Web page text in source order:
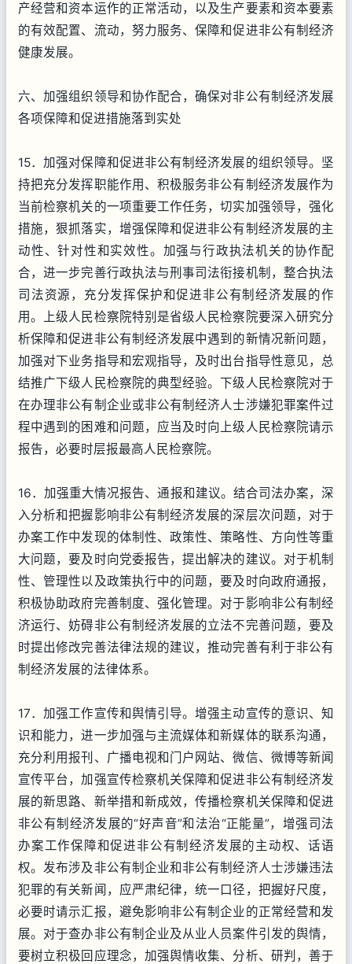
产经营和资本运作的正常活动，以及生产要素和资本要素
的有效配置、流动，努力服务、保障和促进非公有制经济
健康发展。
六、加强组织领导和协作配合，确保对非公有制经济发展
各项保障和促进措施落到实处
15．加强对保障和促进非公有制经济发展的组织领导。坚
持把充分发挥职能作用、积极服务非公有制经济发展作为
当前检察机关的一项重要工作任务，切实加强领导，强化
措施，狠抓落实，增强保障和促进非公有制经济发展的主
动性、针对性和实效性。加强与行政执法机关的协作配
合，进一步完善行政执法与刑事司法衔接机制，整合执法
司法资源，充分发挥保护和促进非公有制经济发展的作
用。上级人民检察院特别是省级人民检察院要深入研究分
析保障和促进非公有制经济发展中遇到的新情况新问题，
加强对下业务指导和宏观指导，及时出台指导性意见，总
结推广下级人民检察院的典型经验。下级人民检察院对于
在办理非公有制企业或非公有制经济人士涉嫌犯罪案件过
程中遇到的困难和问题，应当及时向上级人民检察院请示
报告，必要时层报最高人民检察院。
16．加强重大情况报告、通报和建议。结合司法办案，深
入分析和把握影响非公有制经济发展的深层次问题，对于
办案工作中发现的体制性、政策性、策略性、方向性等重
大问题，要及时向党委报告，提出解决的建议。对于机制
性、管理性以及政策执行中的问题，要及时向政府通报，
积极协助政府完善制度、强化管理。对于影响非公有制经
济运行、妨碍非公有制经济发展的立法不完善问题，要及
时提出修改完善法律法规的建议，推动完善有利于非公有
制经济发展的法律体系。
17．加强工作宣传和舆情引导。增强主动宣传的意识、知
识和能力，进一步加强与主流媒体和新媒体的联系沟通，
充分利用报刊、广播电视和门户网站、微信、微博等新闻
宣传平台，加强宣传检察机关保障和促进非公有制经济发
展的新思路、新举措和新成效，传播检察机关保障和促进
非公有制经济发展的“好声音”和法治“正能量”，增强司法
办案工作保障和促进非公有制经济发展的主动权、话语
权。发布涉及非公有制企业和非公有制经济人士涉嫌违法
犯罪的有关新闻，应严肃纪律，统一口径，把握好尺度，
必要时请示汇报，避免影响非公有制企业的正常经营和发
展。对于查办非公有制企业及从业人员案件引发的舆情，
要树立积极回应理念，加强舆情收集、分析、研判，善于